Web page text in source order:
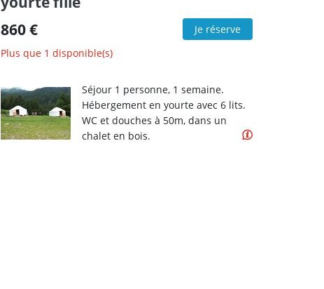
860 €
Je réserve
Plus que 1 disponible(s)
Séjour 1 personne, 1 semaine.
Hébergement en yourte avec 6 lits.
WC et douches à 50m, dans un
chalet en bois.